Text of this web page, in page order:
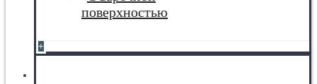
поверхностью
+